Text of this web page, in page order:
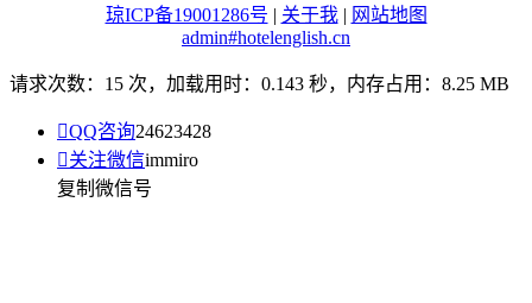
琼ICP备19001286号 | 关于我 | 网站地图
admin#hotelenglish.cn
请求次数：15 次，加载用时：0.143 秒，内存占用：8.25 MB
QQ咨询24623428
关注微信immiro
复制微信号